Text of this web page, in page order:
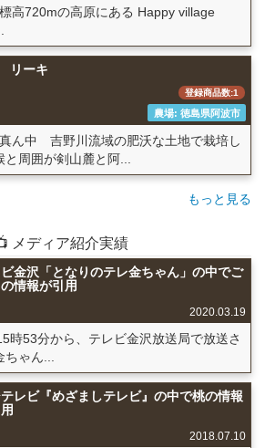
高720mの高原にある Happy village
リーキ
登録商品数:1
農場: 徳島県阿波市
ん中 吉野川流域の肥沃な土地で栽培し
周囲が剣山麓と阿...
もっと見る
メディア紹介実績
金沢「となりのテレ金ちゃん」の中でご
情報が引用
2020.03.19
時53分から、テレビ金沢放送局で放送さ
ちゃん...
レビ『めざましテレビ』の中で桃の情報
2018.07.10